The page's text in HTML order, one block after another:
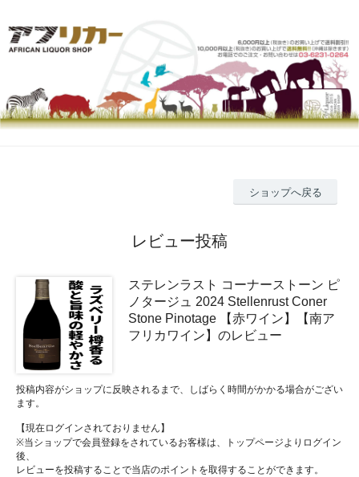
ショップへ戻る
レビュー投稿
ステレンラスト コーナーストーン ピ
ノタージュ 2024 Stellenrust Coner
Stone Pinotage 【赤ワイン】【南ア
フリカワイン】のレビュー
投稿内容がショップに反映されるまで、しばらく時間がかかる場合がござい
ます。
【現在ログインされておりません】
※当ショップで会員登録をされているお客様は、トップページよりログイン
後、
レビューを投稿することで当店のポイントを取得することができます。